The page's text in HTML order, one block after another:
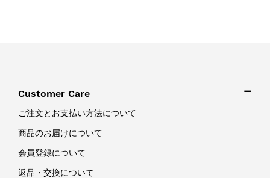
Customer Care
ご注文とお支払い方法について
商品のお届けについて
会員登録について
返品・交換について